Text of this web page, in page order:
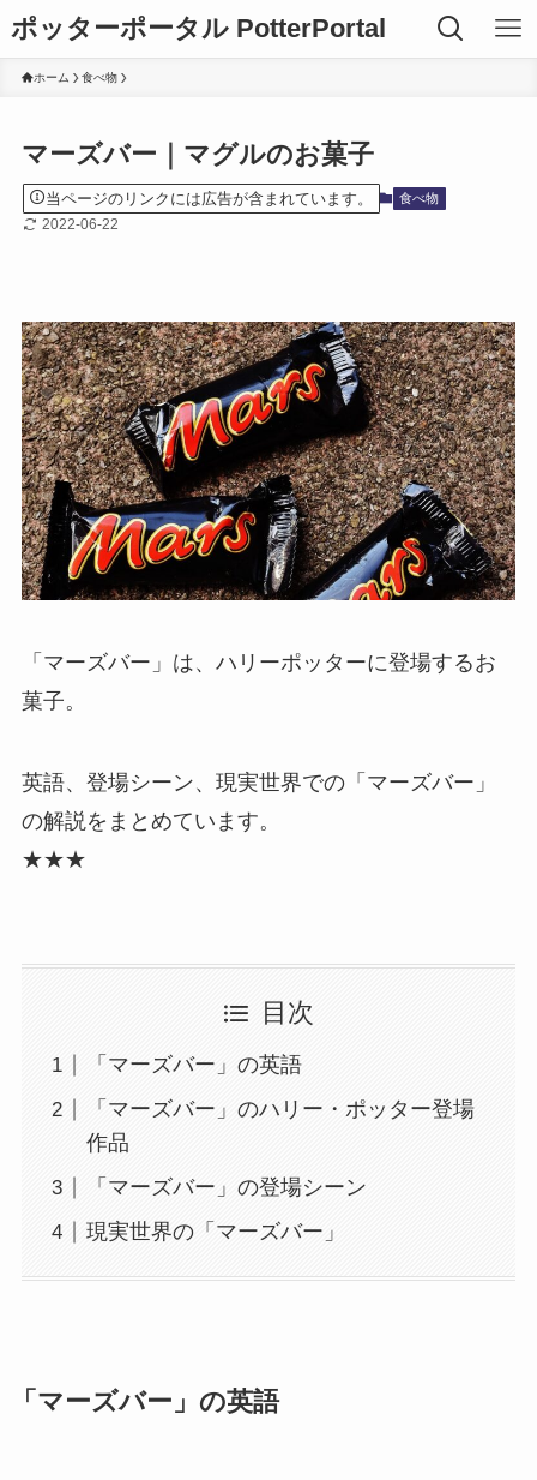
ポッターポータル PotterPortal
ホーム 食べ物
マーズバー｜マグルのお菓子
当ページのリンクには広告が含まれています。 食べ物
2022-06-22
「マーズバー」は、ハリーポッターに登場するお
菓子。
英語、登場シーン、現実世界での「マーズバー」
の解説をまとめています。
★★★
目次
「マーズバー」の英語
「マーズバー」のハリー・ポッター登場
作品
「マーズバー」の登場シーン
現実世界の「マーズバー」
「マーズバー」の英語